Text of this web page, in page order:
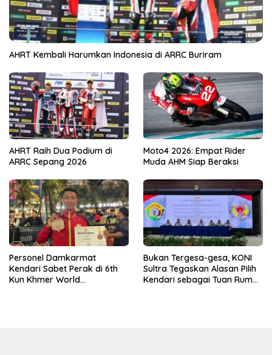
AHRT Kembali Harumkan Indonesia di ARRC Buriram
AHRT Raih Dua Podium di
ARRC Sepang 2026
Moto4 2026: Empat Rider
Muda AHM Siap Beraksi
Personel Damkarmat
Kendari Sabet Perak di 6th
Kun Khmer World
Bukan Tergesa-gesa, KONI
Sultra Tegaskan Alasan Pilih
Kendari sebagai Tuan Rumah